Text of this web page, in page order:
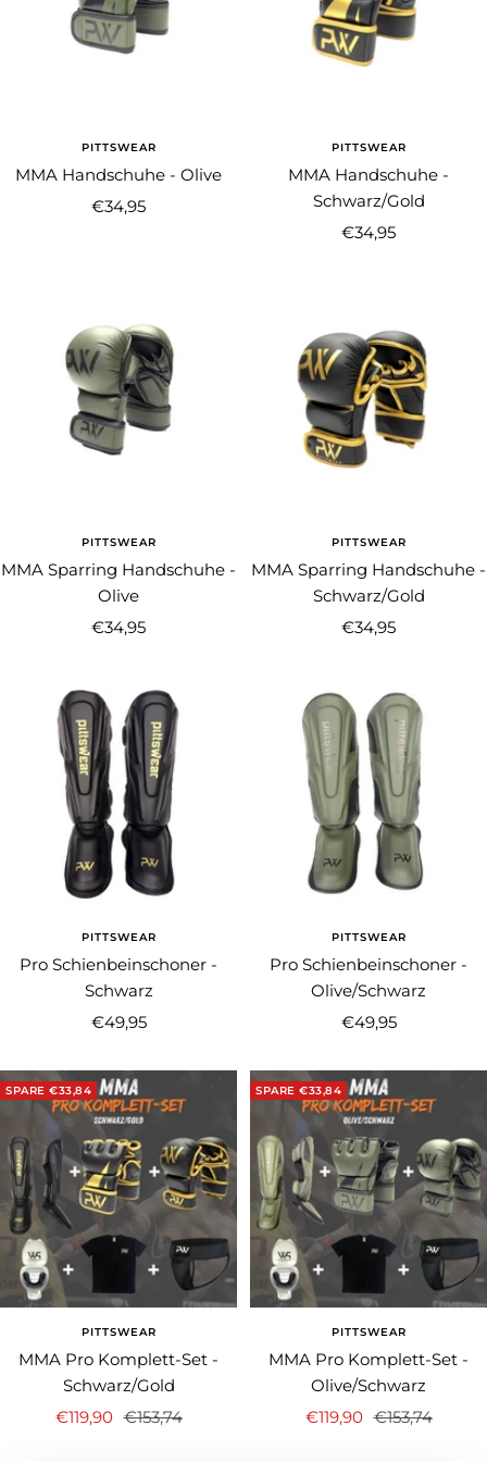
PITTSWEAR
MMA Handschuhe - Olive
Angebotspreis
€34,95
PITTSWEAR
MMA Handschuhe -
Schwarz/Gold
Angebotspreis
€34,95
PITTSWEAR
MMA Sparring Handschuhe -
Olive
Angebotspreis
€34,95
PITTSWEAR
MMA Sparring Handschuhe -
Schwarz/Gold
Angebotspreis
€34,95
PITTSWEAR
Pro Schienbeinschoner -
Schwarz
Angebotspreis
€49,95
PITTSWEAR
Pro Schienbeinschoner -
Olive/Schwarz
Angebotspreis
€49,95
SPARE €33,84
PITTSWEAR
MMA Pro Komplett-Set -
Schwarz/Gold
Angebotspreis
€119,90 Regulärer
€153,74
SPARE €33,84
PITTSWEAR
MMA Pro Komplett-Set -
Olive/Schwarz
Angebotspreis
€119,90 Regulärer
€153,74